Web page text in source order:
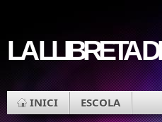
LA LLIBRETA
INICI ESCOLA